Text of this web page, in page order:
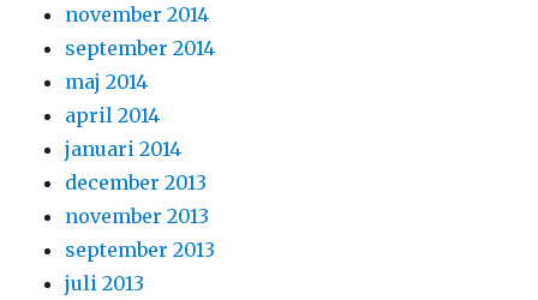
november 2014
september 2014
maj 2014
april 2014
januari 2014
december 2013
november 2013
september 2013
juli 2013